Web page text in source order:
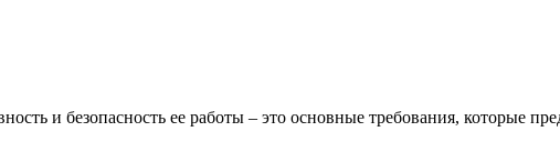
и безопасность ее работы – это основные требования, которые